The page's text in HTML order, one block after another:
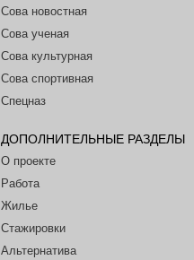
Сова новостная
Сова ученая
Сова культурная
Сова спортивная
Спецназ
ДОПОЛНИТЕЛЬНЫЕ РАЗДЕЛЫ
О проекте
Работа
Жилье
Стажировки
Альтернатива